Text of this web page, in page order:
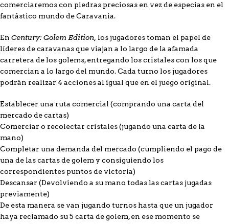
comerciaremos con piedras preciosas en vez de especias en el
fantástico mundo de Caravania.
En Century: Golem Edition, los jugadores toman el papel de
líderes de caravanas que viajan a lo largo de la afamada
carretera de los golems, entregando los cristales con los que
comercian a lo largo del mundo. Cada turno los jugadores
podrán realizar 4 acciones al igual que en el juego original.
Establecer una ruta comercial (comprando una carta del
mercado de cartas)
Comerciar o recolectar cristales (jugando una carta de la
mano)
Completar una demanda del mercado (cumpliendo el pago de
una de las cartas de golem y consiguiendo los
correspondientes puntos de victoria)
Descansar (Devolviendo a su mano todas las cartas jugadas
previamente)
De esta manera se van jugando turnos hasta que un jugador
haya reclamado su 5 carta de golem, en ese momento se